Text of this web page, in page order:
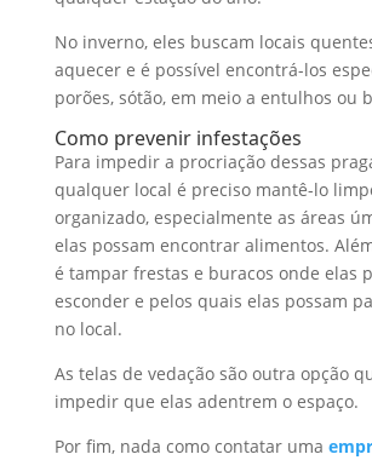
No inverno, eles buscam locais
aquecer e é possível encontrá-los
porões, sótão, em meio a entulhos ou
Como prevenir infestações
Para impedir a procriação dessas
qualquer local é preciso mantê-lo
organizado, especialmente as áreas
elas possam encontrar alimentos.
é tampar frestas e buracos onde elas
esconder e pelos quais elas possam
no local.
As telas de vedação são outra opção
impedir que elas adentrem o espaço.
Por fim, nada como contatar uma